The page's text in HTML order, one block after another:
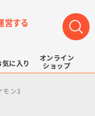
営する
気に入り
オンライン
ショップ
モン3